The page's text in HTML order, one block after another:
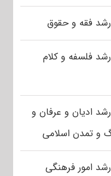
فقه و حقوق
فلسفه و کلام
ادیان و عرفان و
و تمدن اسلامی
امور فرهنگی